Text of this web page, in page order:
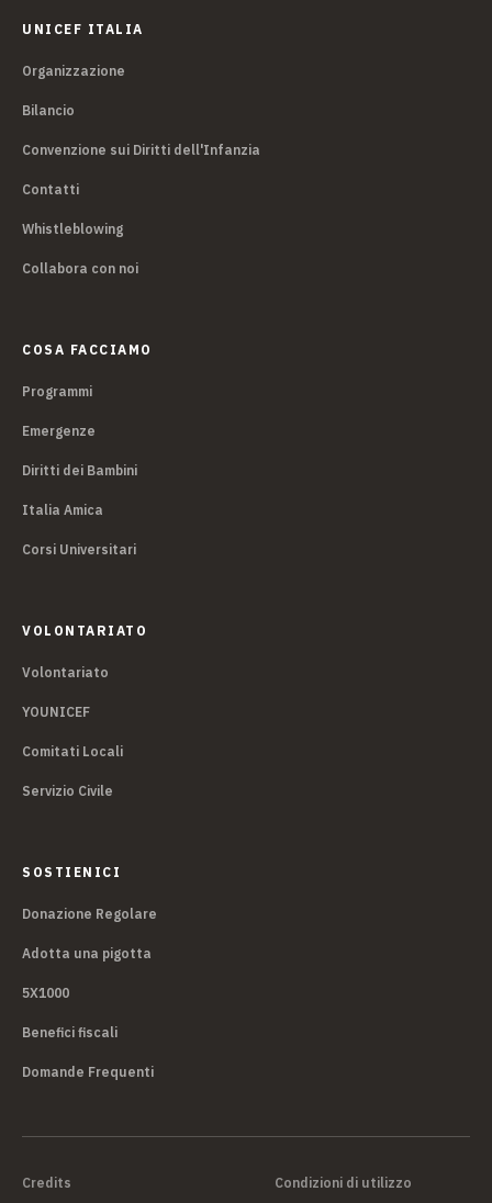
UNICEF ITALIA
Organizzazione
Bilancio
Convenzione sui Diritti dell'Infanzia
Contatti
Whistleblowing
Collabora con noi
COSA FACCIAMO
Programmi
Emergenze
Diritti dei Bambini
Italia Amica
Corsi Universitari
VOLONTARIATO
Volontariato
YOUNICEF
Comitati Locali
Servizio Civile
SOSTIENICI
Donazione Regolare
Adotta una pigotta
5X1000
Benefici fiscali
Domande Frequenti
Credits Condizioni di utilizzo